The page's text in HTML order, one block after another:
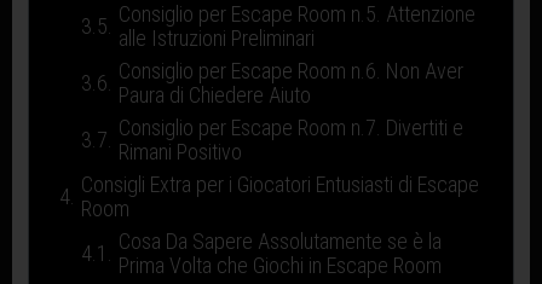
Consiglio per Escape Room n.5. Attenzione
alle Istruzioni Preliminari
Consiglio per Escape Room n.6. Non Aver
Paura di Chiedere Aiuto
Consiglio per Escape Room n.7. Divertiti e
Rimani Positivo
Consigli Extra per i Giocatori Entusiasti di Escape
Room
Cosa Da Sapere Assolutamente se è la
Prima Volta che Giochi in Escape Room